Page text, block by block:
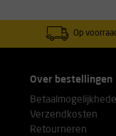
Op
Over bestellingen
Verzendkosten
Retourneren